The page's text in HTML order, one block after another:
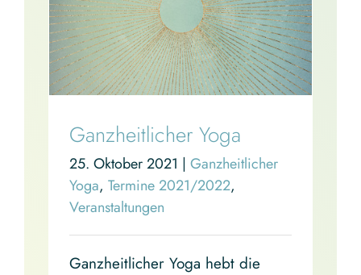
Ganzheitlicher Yoga
25. Oktober 2021 | Ganzheitlicher
Yoga, Termine 2021/2022,
Veranstaltungen
Ganzheitlicher Yoga hebt die